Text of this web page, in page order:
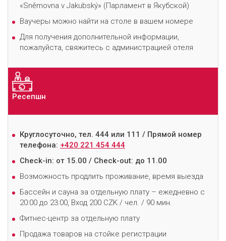
«Sněmovna v Jakubský» (Парламент в Якубской)
Ваучеры можно найти на столе в вашем номере
Для получения дополнительной информации,
пожалуйста, свяжитесь с администрацией отеля
Ресепшн
Круглосуточно, тел. 444 или 111 / Прямой номер
телефона: +420 221 454 444
Check-in: от 15.00 / Check-out: до 11.00
Возможность продлить проживание, время выезда
Бассейн и сауна за отдельную плату – ежедневно с
20:00 до 23:00, Вход 200 CZK / чел. / 90 мин.
Фитнес-центр за отдельную плату
Продажа товаров на стойке регистрации